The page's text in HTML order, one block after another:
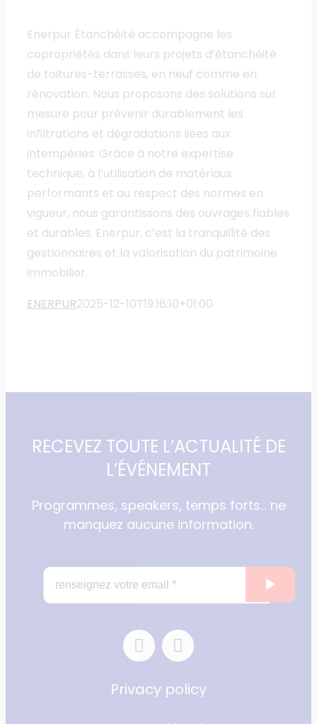
Enerpur Étanchéité accompagne les
copropriétés dans leurs projets d’étanchéité
de toitures-terrasses, en neuf comme en
rénovation. Nous proposons des solutions sur
mesure pour prévenir durablement les
infiltrations et dégradations liées aux
intempéries. Grâce à notre expertise
technique, à l’utilisation de matériaux
performants et au respect des normes en
vigueur, nous garantissons des ouvrages fiables
et durables. Enerpur, c’est la tranquillité des
gestionnaires et la valorisation du patrimoine
immobilier.
ENERPUR2025-12-10T19:16:10+01:00
RECEVEZ TOUTE L’ACTUALITÉ DE
L’ÉVÉNEMENT
Programmes, speakers, temps forts… ne
manquez aucune information.
Privacy policy